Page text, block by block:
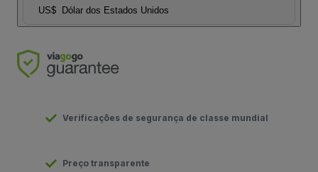
US$ Dólar dos Estados Unidos
Verificações de segurança de classe mundial
Preço transparente